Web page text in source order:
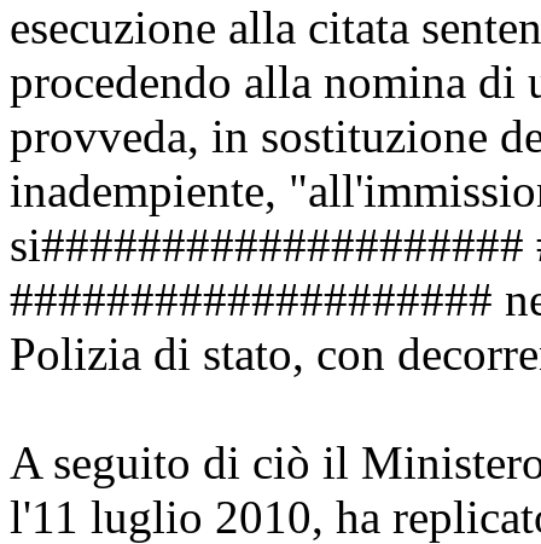
esecuzione alla citata
procedendo alla nomina di
provveda, in sostituzione
inadempiente,
####################
Polizia di stato, con
A seguito di ciò il
l'11 luglio 2010, ha